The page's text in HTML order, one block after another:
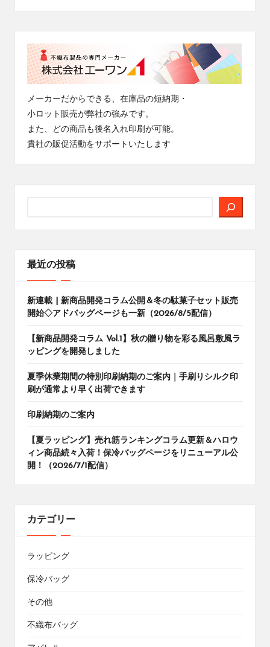
メーカーだからできる、在庫品の短納期・
小ロット販売が弊社の強みです。
また、どの商品も後名入れ印刷が可能。
貴社の販促活動をサポートいたします
最近の投稿
新連載 | 新商品開発コラム公開＆冬の駄菓子セット販売
開始◇アドバッグページも一新（2026/8/5配信）
【新商品開発コラム Vol.1】秋の贈り物を彩る風呂敷風ラ
ッピングを開発しました
夏季休業期間の特別印刷納期のご案内｜手刷りシルク印
刷が通常より早く出荷できます
印刷納期のご案内
【夏ラッピング】売れ筋ランキングコラム更新＆ハロウ
ィン商品続々入荷！保冷バッグページをリニューアル公
開！（2026/7/1配信）
カテゴリー
ラッピング
保冷バッグ
その他
不織布バッグ